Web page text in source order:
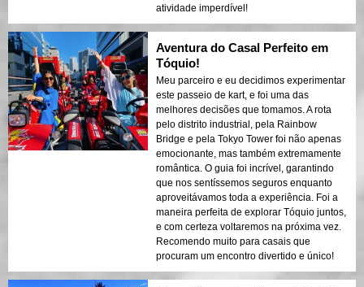
atividade imperdível!
Aventura do Casal Perfeito em
Tóquio!
Meu parceiro e eu decidimos experimentar
este passeio de kart, e foi uma das
melhores decisões que tomamos. A rota
pelo distrito industrial, pela Rainbow
Bridge e pela Tokyo Tower foi não apenas
emocionante, mas também extremamente
romântica. O guia foi incrível, garantindo
que nos sentíssemos seguros enquanto
aproveitávamos toda a experiência. Foi a
maneira perfeita de explorar Tóquio juntos,
e com certeza voltaremos na próxima vez.
Recomendo muito para casais que
procuram um encontro divertido e único!